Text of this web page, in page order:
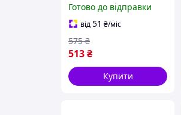
Помаранчевий
Готово до відправки
від51 ₴/міс
513₴
575 ₴
Купити